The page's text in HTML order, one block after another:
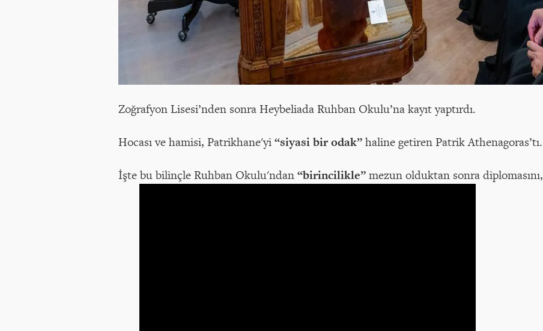
Zoğrafyon Lisesi’nden sonra Heybeliada Ruhban Okulu’na kayıt yaptırdı.
Hocası ve hamisi, Patrikhane'yi“siyasi bir odak”haline getiren Patrik Athenagoras’tı.
İşte bu bilinçle Ruhban Okulu'ndan“birincilikle”mezun olduktan sonra diplomasını,